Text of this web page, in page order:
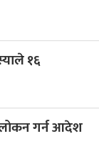
१६
गर्न आदेश